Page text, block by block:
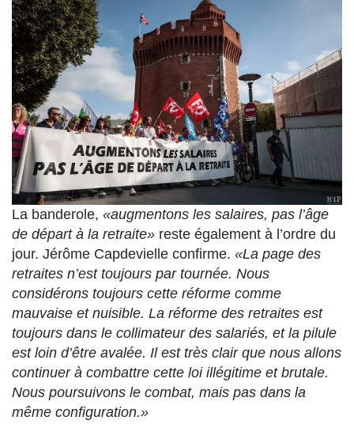
La banderole, «augmentons les salaires, pas l’âge
de départ à la retraite» reste également à l’ordre du
jour. Jérôme Capdevielle confirme. «La page des
retraites n’est toujours par tournée. Nous
considérons toujours cette réforme comme
mauvaise et nuisible. La réforme des retraites est
toujours dans le collimateur des salariés, et la pilule
est loin d’être avalée. Il est très clair que nous allons
continuer à combattre cette loi illégitime et brutale.
Nous poursuivons le combat, mais pas dans la
même configuration.»